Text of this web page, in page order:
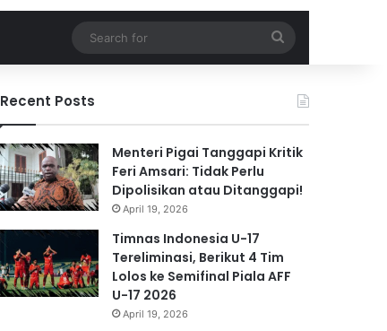
for
Recent Posts
Menteri Pigai Tanggapi Kritik
Feri Amsari: Tidak Perlu
Dipolisikan atau Ditanggapi!
April 19, 2026
Timnas Indonesia U-17
Tereliminasi, Berikut 4 Tim
Lolos ke Semifinal Piala AFF
U-17 2026
April 19, 2026